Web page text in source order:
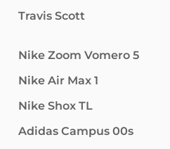
Travis Scott
Nike Zoom Vomero 5
Nike Air Max 1
Nike Shox TL
Adidas Campus 00s